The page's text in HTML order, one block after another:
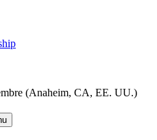
(Anaheim, CA, EE. UU.)